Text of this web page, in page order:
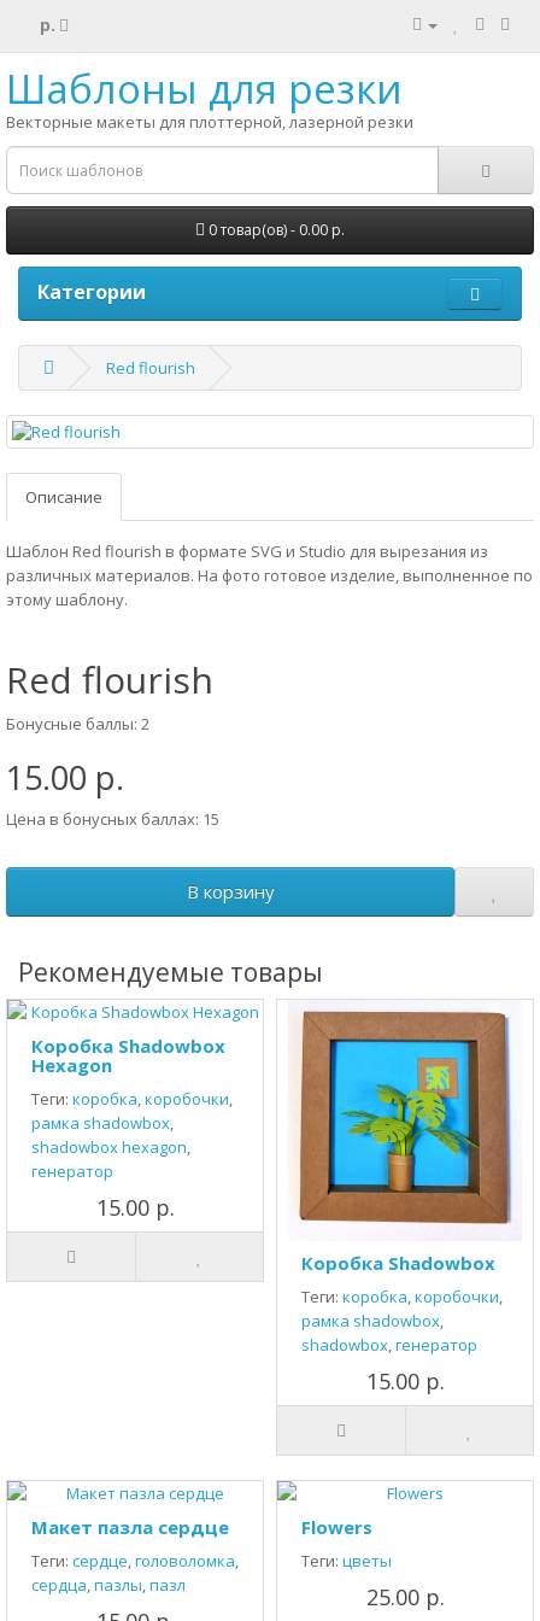
р.
Шаблоны для резки
Векторные макеты для плоттерной, лазерной резки
0 товар(ов) - 0.00 р.
Категории
Red flourish
Описание
Шаблон Red flourish в формате SVG и Studio для вырезания из
различных материалов. На фото готовое изделие, выполненное по
этому шаблону.
Red flourish
Бонусные баллы: 2
15.00 р.
Цена в бонусных баллах: 15
В корзину
Рекомендуемые товары
Коробка Shadowbox
Hexagon
Теги: коробка,коробочки,
рамка shadowbox,
shadowbox hexagon,
генератор
15.00 р.
Коробка Shadowbox
Теги: коробка,коробочки,
рамка shadowbox,
shadowbox,генератор
15.00 р.
Макет пазла сердце
Теги: сердце,головоломка,
сердца,пазлы,пазл
Flowers
Теги: цветы
25.00 р.